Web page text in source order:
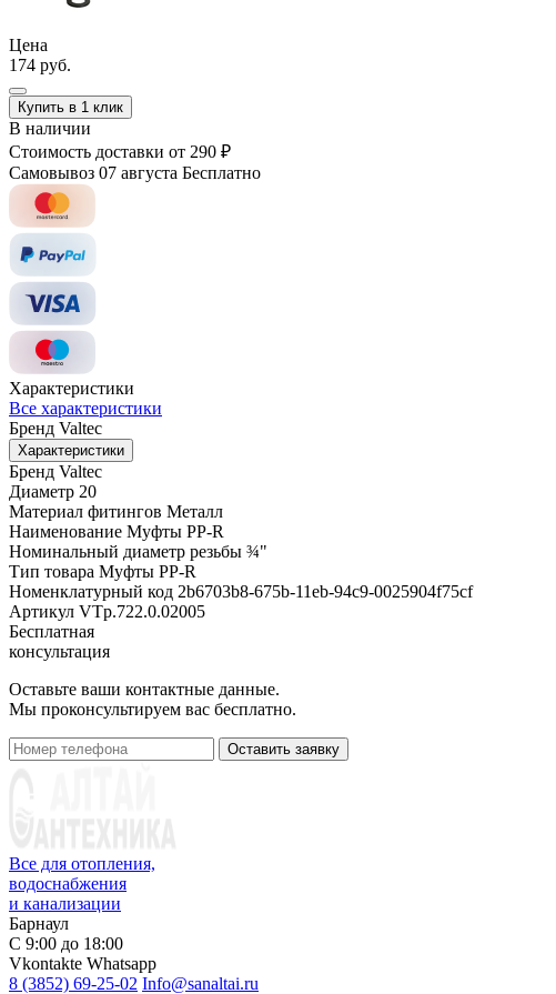
Цена
174 руб.
Купить в 1 клик
В наличии
Стоимость доставки от 290 ₽
Самовывоз 07 августа Бесплатно
Характеристики
Все характеристики
Бренд Valtec
Характеристики
Бренд Valtec
Диаметр 20
Материал фитингов Металл
Наименование Муфты PP-R
Номинальный диаметр резьбы ¾"
Тип товара Муфты PP-R
Номенклатурный код 2b6703b8-675b-11eb-94c9-0025904f75cf
Артикул VTp.722.0.02005
Бесплатная
консультация
Оставьте ваши контактные данные.
Мы проконсультируем вас бесплатно.
Оставить заявку
Все для отопления,
водоснабжения
и канализации
Барнаул
С 9:00 до 18:00
Vkontakte Whatsapp
8 (3852) 69-25-02 Info@sanaltai.ru